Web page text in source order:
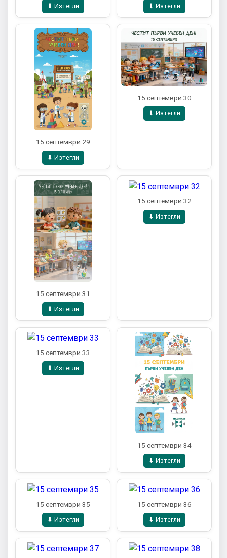
⬇ Изтегли ⬇ Изтегли
15 септември 29
⬇ Изтегли
15 септември 30
⬇ Изтегли
15 септември 31
⬇ Изтегли
15 септември 32
⬇ Изтегли
15 септември 33
⬇ Изтегли
15 септември 34
⬇ Изтегли
15 септември 35
⬇ Изтегли
15 септември 36
⬇ Изтегли